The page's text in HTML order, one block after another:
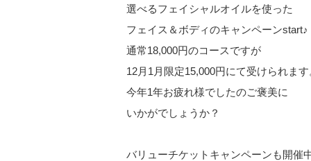
選べるフェイシャルオイルを使った
フェイス＆ボディのキャンペーンstart♪
通常18,000円のコースですが
12月1月限定15,000円にて受けられます
今年1年お疲れ様でしたのご褒美に
いかがでしょうか？
バリューチケットキャンペーンも開催